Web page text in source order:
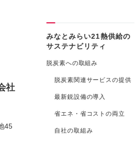
社
45
みなとみらい21熱供給の
サステナビリティ
脱炭素への取組み
脱炭素関連サービスの提供
最新鋭設備の導入
省エネ・省コストの両立
自社の取組み